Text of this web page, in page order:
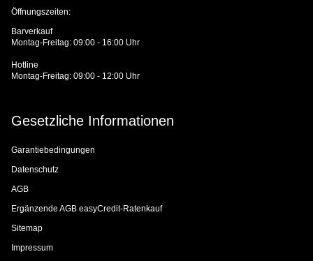
Öffnungszeiten:
Barverkauf
Montag-Freitag: 09:00 - 16:00 Uhr
Hotline
Montag-Freitag: 09:00 - 12:00 Uhr
Gesetzliche Informationen
Garantiebedingungen
Datenschutz
AGB
Ergänzende AGB easyCredit-Ratenkauf
Sitemap
Impressum